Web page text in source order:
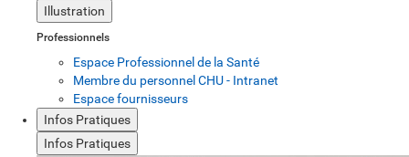
Illustration
Professionnels
Espace Professionnel de la Santé
Membre du personnel CHU - Intranet
Espace fournisseurs
Infos Pratiques
Infos Pratiques